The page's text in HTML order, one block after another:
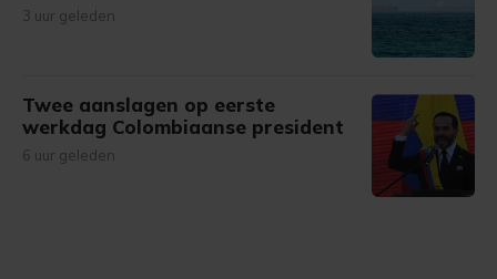
3 uur geleden
Twee aanslagen op eerste
werkdag Colombiaanse president
6 uur geleden